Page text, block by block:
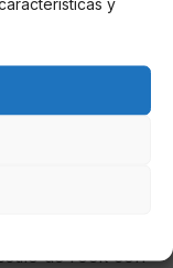
artistas del
a tocar la
de rock con